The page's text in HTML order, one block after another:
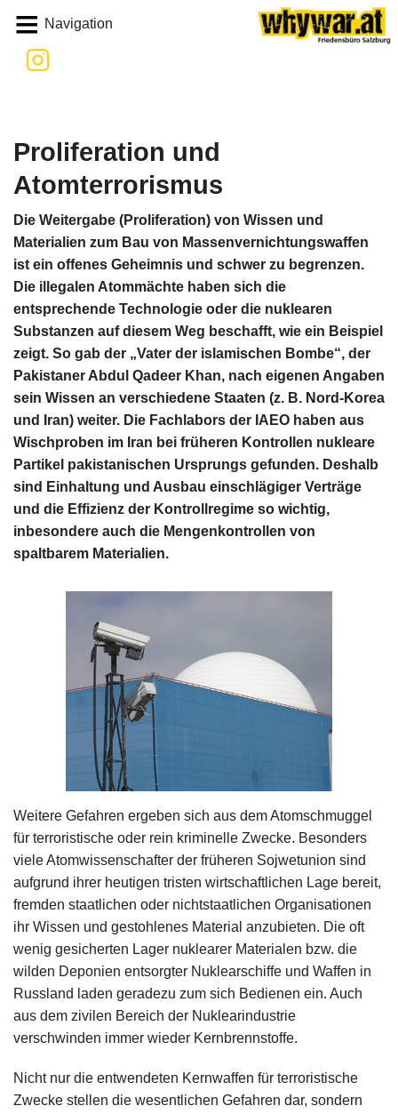
Navigation
Whywar
Proliferation und
Atomterrorismus
Die Weitergabe (Proliferation) von Wissen und
Materialien zum Bau von Massenvernichtungswaffen
ist ein offenes Geheimnis und schwer zu begrenzen.
Die illegalen Atommächte haben sich die
entsprechende Technologie oder die nuklearen
Substanzen auf diesem Weg beschafft, wie ein Beispiel
zeigt. So gab der „Vater der islamischen Bombe“, der
Pakistaner Abdul Qadeer Khan, nach eigenen Angaben
sein Wissen an verschiedene Staaten (z. B. Nord-Korea
und Iran) weiter. Die Fachlabors der IAEO haben aus
Wischproben im Iran bei früheren Kontrollen nukleare
Partikel pakistanischen Ursprungs gefunden. Deshalb
sind Einhaltung und Ausbau einschlägiger Verträge
und die Effizienz der Kontrollregime so wichtig,
inbesondere auch die Mengenkontrollen von
spaltbarem Materialien.
Weitere Gefahren ergeben sich aus dem Atomschmuggel
für terroristische oder rein kriminelle Zwecke. Besonders
viele Atomwissenschafter der früheren Sojwetunion sind
aufgrund ihrer heutigen tristen wirtschaftlichen Lage bereit,
fremden staatlichen oder nichtstaatlichen Organisationen
ihr Wissen und gestohlenes Material anzubieten. Die oft
wenig gesicherten Lager nuklearer Materialen bzw. die
wilden Deponien entsorgter Nuklearschiffe und Waffen in
Russland laden geradezu zum sich Bedienen ein. Auch
aus dem zivilen Bereich der Nuklearindustrie
verschwinden immer wieder Kernbrennstoffe.
Nicht nur die entwendeten Kernwaffen für terroristische
Zwecke stellen die wesentlichen Gefahren dar, sondern